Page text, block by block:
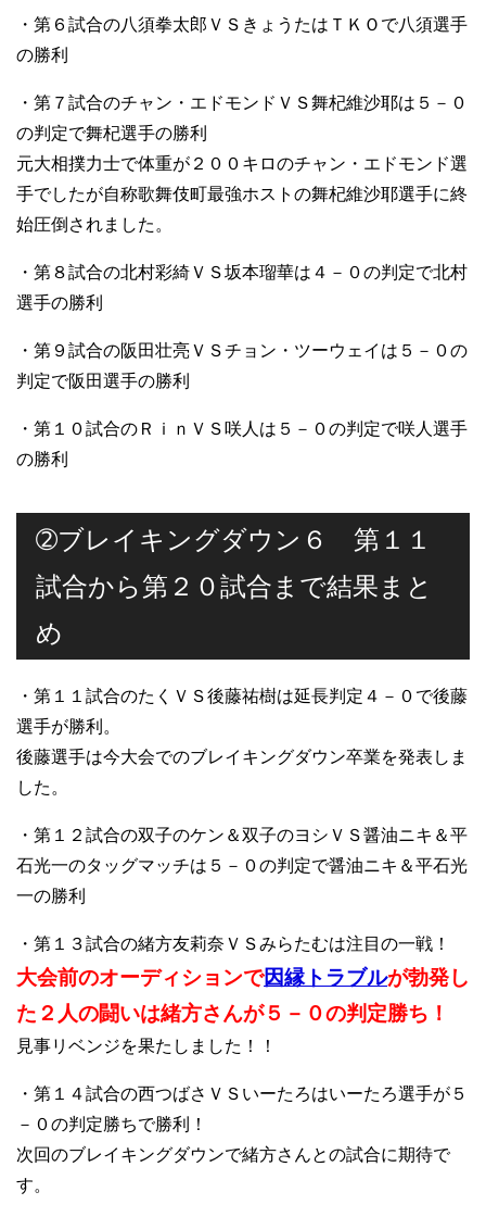
・第６試合の八須拳太郎ＶＳきょうたはＴＫＯで八須選手
の勝利
・第７試合のチャン・エドモンドＶＳ舞杞維沙耶は５－０
の判定で舞杞選手の勝利
元大相撲力士で体重が２００キロのチャン・エドモンド選
手でしたが自称歌舞伎町最強ホストの舞杞維沙耶選手に終
始圧倒されました。
・第８試合の北村彩綺ＶＳ坂本瑠華は４－０の判定で北村
選手の勝利
・第９試合の阪田壮亮ＶＳチョン・ツーウェイは５－０の
判定で阪田選手の勝利
・第１０試合のＲｉｎＶＳ咲人は５－０の判定で咲人選手
の勝利
➁ブレイキングダウン６ 第１１
試合から第２０試合まで結果まと
め
・第１１試合のたくＶＳ後藤祐樹は延長判定４－０で後藤
選手が勝利。
後藤選手は今大会でのブレイキングダウン卒業を発表しま
した。
・第１２試合の双子のケン＆双子のヨシＶＳ醤油ニキ＆平
石光一のタッグマッチは５－０の判定で醤油ニキ＆平石光
一の勝利
・第１３試合の緒方友莉奈ＶＳみらたむは注目の一戦！
大会前のオーディションで因縁トラブルが勃発し
た２人の闘いは緒方さんが５－０の判定勝ち！
見事リベンジを果たしました！！
・第１４試合の西つばさＶＳいーたろはいーたろ選手が５
－０の判定勝ちで勝利！
次回のブレイキングダウンで緒方さんとの試合に期待で
す。